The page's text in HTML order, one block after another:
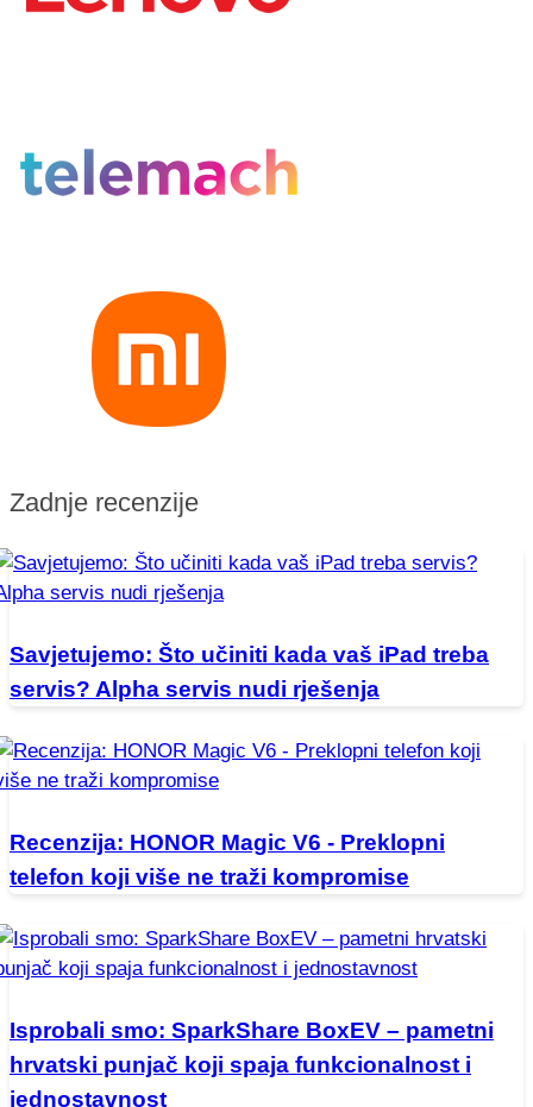
Zadnje recenzije
Savjetujemo: Što učiniti kada vaš iPad treba
servis? Alpha servis nudi rješenja
Recenzija: HONOR Magic V6 - Preklopni
telefon koji više ne traži kompromise
Isprobali smo: SparkShare BoxEV – pametni
hrvatski punjač koji spaja funkcionalnost i
jednostavnost